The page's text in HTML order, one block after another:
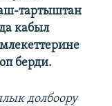
тартыштан
кабыл
берди.
долбоору